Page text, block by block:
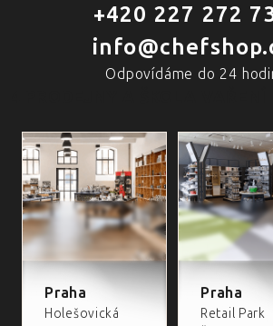
+420 227 272
Odpovídáme do 24
Praha
Holešovická
Praha
Retail Park